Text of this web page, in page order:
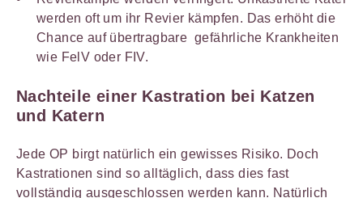
werden oft um ihr Revier kämpfen. Das erhöht die
Chance auf übertragbare gefährliche Krankheiten
wie FelV oder FIV.
Nachteile einer Kastration bei Katzen
und Katern
Jede OP birgt natürlich ein gewisses Risiko. Doch
Kastrationen sind so alltäglich, dass dies fast
vollständig ausgeschlossen werden kann. Natürlich